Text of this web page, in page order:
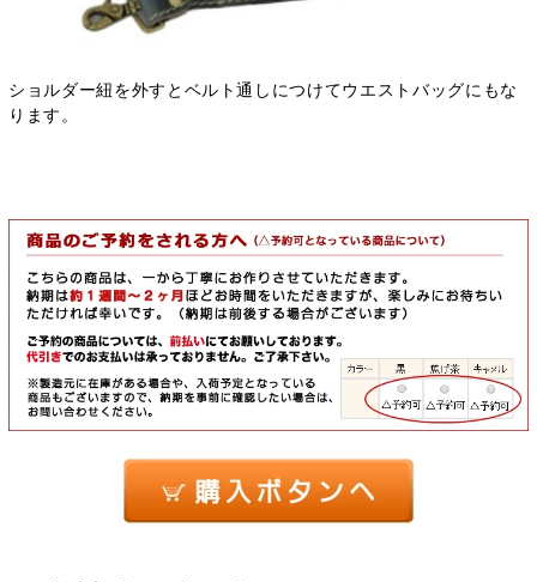
ショルダー紐を外すとベルト通しにつけてウエストバッグにもな
ります。